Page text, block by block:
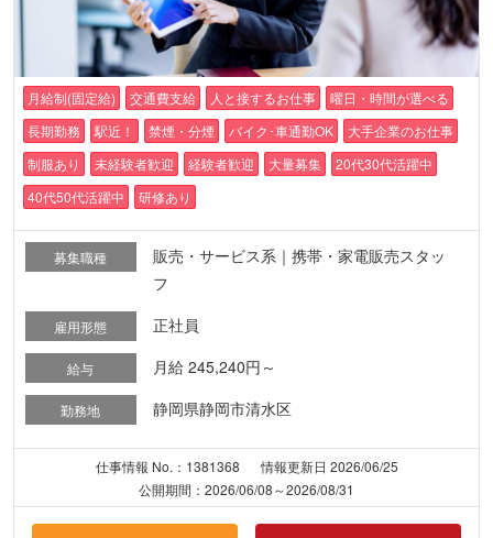
月給制(固定給) 交通費支給 人と接するお仕事
曜日・時間が選べる
長期勤務
駅近！ 禁煙・分煙 バイク･車通勤OK
大手企業のお仕事
制服あり
未経験者歓迎 経験者歓迎 大量募集
20代30代活躍中
40代50代活躍中
研修あり
募集職種
販売・サービス系｜携帯・家電販売スタッ
フ
雇用形態 正社員
給与 月給 245,240円～
勤務地 静岡県静岡市清水区
仕事情報 No.：1381368
情報更新日 2026/06/25
公開期間：2026/06/08～2026/08/31